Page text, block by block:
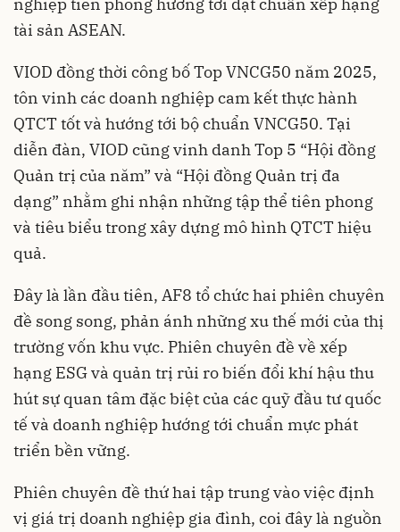
nghiệp tiên phong hướng tới đạt chuẩn xếp hạng
tài sản ASEAN.
VIOD đồng thời công bố Top VNCG50 năm 2025,
tôn vinh các doanh nghiệp cam kết thực hành
QTCT tốt và hướng tới bộ chuẩn VNCG50. Tại
diễn đàn, VIOD cũng vinh danh Top 5 “Hội đồng
Quản trị của năm” và “Hội đồng Quản trị đa
dạng” nhằm ghi nhận những tập thể tiên phong
và tiêu biểu trong xây dựng mô hình QTCT hiệu
quả.
Đây là lần đầu tiên, AF8 tổ chức hai phiên chuyên
đề song song, phản ánh những xu thế mới của thị
trường vốn khu vực. Phiên chuyên đề về xếp
hạng ESG và quản trị rủi ro biến đổi khí hậu thu
hút sự quan tâm đặc biệt của các quỹ đầu tư quốc
tế và doanh nghiệp hướng tới chuẩn mực phát
triển bền vững.
Phiên chuyên đề thứ hai tập trung vào việc định
vị giá trị doanh nghiệp gia đình, coi đây là nguồn